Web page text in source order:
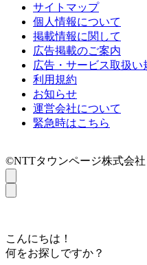
サイトマップ
個人情報について
掲載情報に関して
広告掲載のご案内
広告・サービス取扱い
利用規約
お知らせ
運営会社について
緊急時はこちら
©NTTタウンページ株式会社
こんにちは！
何をお探しですか？